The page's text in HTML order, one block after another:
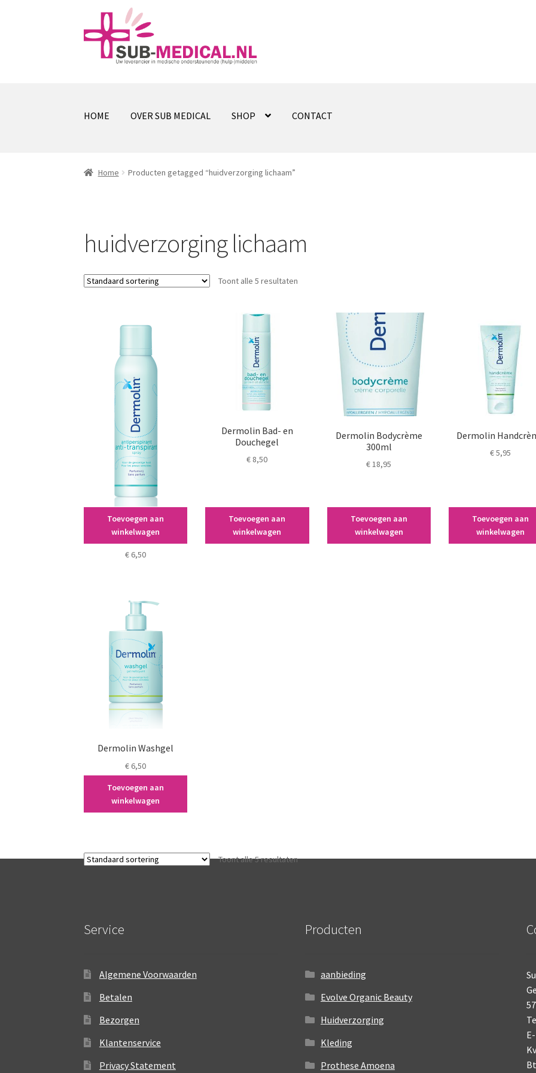
Ga
naar
Ga
HOME OVER SUB MEDICAL SHOP CONTACT
Home Producten getagged “huidverzorging lichaam”
huidverzorging lichaam
Toont alle 5 resultaten
Dermolin Anti-
Transpirant Spray
€ 6,50
Toevoegen aan
winkelwagen
Dermolin Bad- en
Douchegel
€ 8,50
Toevoegen aan
winkelwagen
Dermolin Bodycrème
300ml
€18,95
Toevoegen aan
winkelwagen
Dermolin
€5,95
Toevoegen aan
winkelwagen
Dermolin Washgel
€ 6,50
Toevoegen aan
winkelwagen
Toont alle 5 resultaten
Service
Algemene Voorwaarden
Betalen
Bezorgen
Klantenservice
Privacy Statement
Producten
aanbieding
Evolve Organic Beauty
Huidverzorging
Kleding
Prothese Amoena